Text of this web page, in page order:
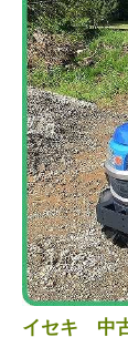
イセキ 中